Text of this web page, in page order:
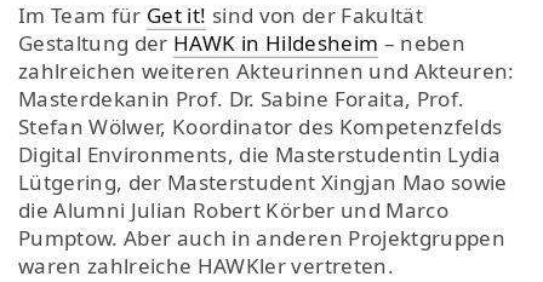
Im Team für Get it! sind von der Fakultät
Gestaltung der HAWK in Hildesheim – neben
zahlreichen weiteren Akteurinnen und Akteuren:
Masterdekanin Prof. Dr. Sabine Foraita, Prof.
Stefan Wölwer, Koordinator des Kompetenzfelds
Digital Environments, die Masterstudentin Lydia
Lütgering, der Masterstudent Xingjan Mao sowie
die Alumni Julian Robert Körber und Marco
Pumptow. Aber auch in anderen Projektgruppen
waren zahlreiche HAWKler vertreten.